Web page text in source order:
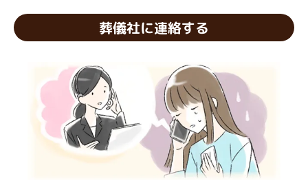
葬儀社に連絡する